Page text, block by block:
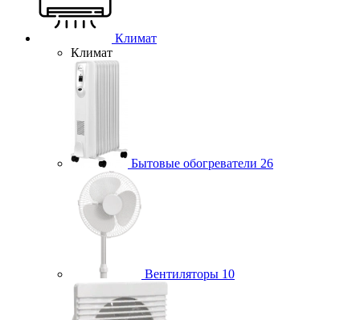
Климат
Климат
Бытовые обогреватели 26
Вентиляторы 10